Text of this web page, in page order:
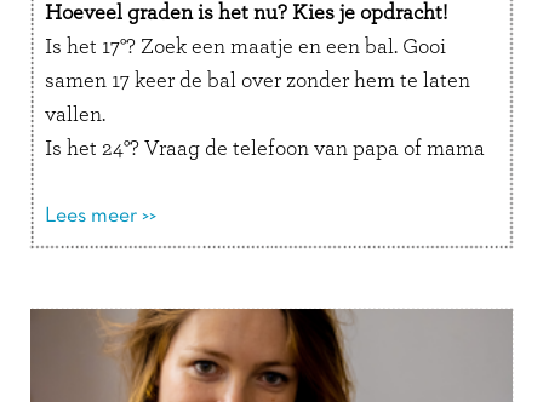
Hoeveel graden is het nu? Kies je opdracht!
Is het 17°? Zoek een maatje en een bal. Gooi
samen 17 keer de bal over zonder hem te laten
vallen.
Is het 24°? Vraag de telefoon van papa of mama
iemand die jij lief vindt.
Is het 30°? Vertel in een briefje met precies 30
Zelf opdrachten verzinnen mag natuurlijk ook!
Lees meer >>